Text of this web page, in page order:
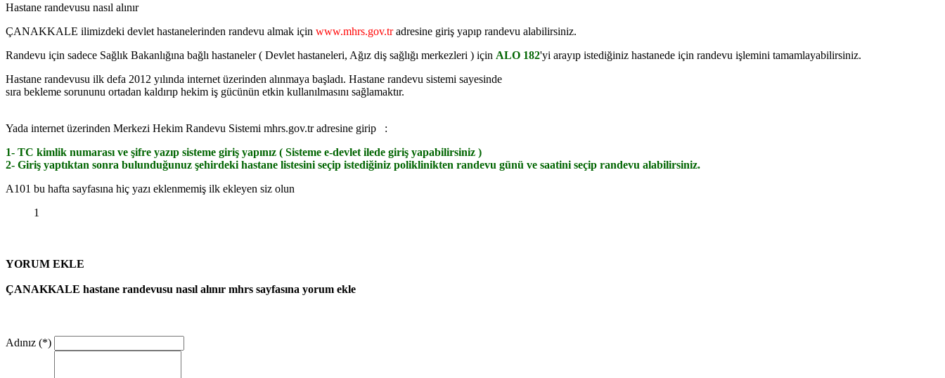
Hastane randevusu nasıl alınır
ÇANAKKALE ilimizdeki devlet hastanelerinden randevu almak için www.mhrs.gov.tradresine giriş yapıp randevu alabilirsiniz.
Randevu için sadece Sağlık Bakanlığına bağlı hastaneler ( Devlet hastaneleri, Ağız diş sağlığı merkezleri ) için ALO 182'yi arayıp istediğiniz hastanede için randevu işlemini tamamlayabilirsiniz.
Hastane randevusu ilk defa 2012 yılında internet üzerinden alınmaya başladı. Hastane randevu sistemi sayesinde
sıra bekleme sorununu ortadan kaldırıp hekim iş gücünün etkin kullanılmasını sağlamaktır.
Yada internet üzerinden Merkezi Hekim Randevu Sistemi mhrs.gov.tr adresine girip :
1- TC kimlik numarası ve şifre yazıp sisteme giriş yapınız ( Sisteme e-devlet ilede giriş yapabilirsiniz )
2- Giriş yaptıktan sonra bulunduğunuz şehirdeki hastane listesini seçip istediğiniz poliklinikten randevu günü ve saatini seçip randevu alabilirsiniz.
A101 bu hafta sayfasına hiç yazı eklenmemiş ilk ekleyen siz olun
1
YORUM EKLE
ÇANAKKALE hastane randevusu nasıl alınır mhrs sayfasına yorum ekle
Adınız (*)